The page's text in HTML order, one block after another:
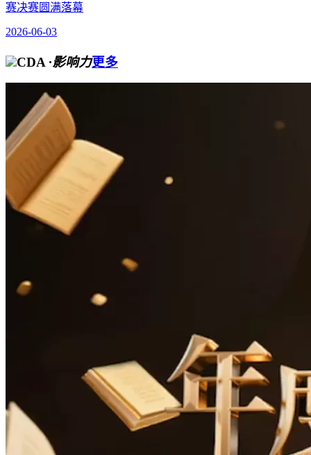
赛决赛圆满落幕
2026-06-03
CDA ·影响力更多